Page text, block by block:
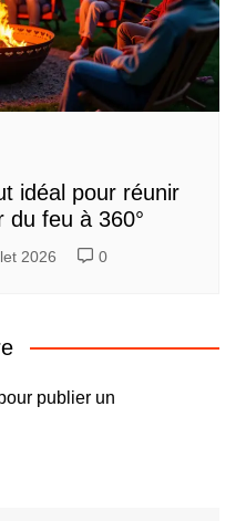
idéal pour réunir
du feu à 360°
2026 0
publier un